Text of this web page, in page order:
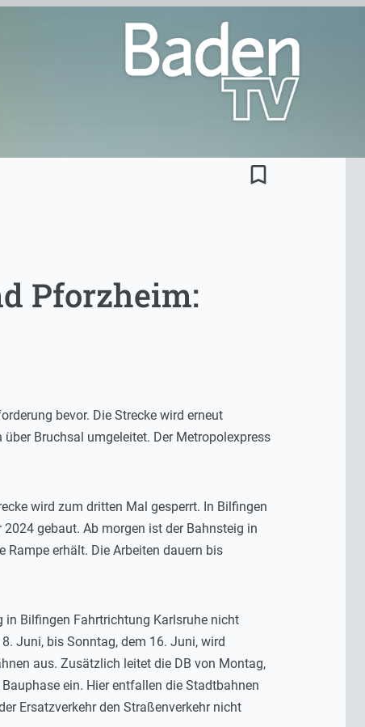
bookmark_border
Pforzheim:
bevor. Die Strecke wird erneut
Bruchsal umgeleitet. Der Metropolexpress
wird zum dritten Mal gesperrt. In Bilfingen
gebaut. Ab morgen ist der Bahnsteig in
Rampe erhält. Die Arbeiten dauern bis
in Bilfingen Fahrtrichtung Karlsruhe nicht
Juni, bis Sonntag, dem 16. Juni, wird
aus. Zusätzlich leitet die DB von Montag,
ein. Hier entfallen die Stadtbahnen
Ersatzverkehr den Straßenverkehr nicht